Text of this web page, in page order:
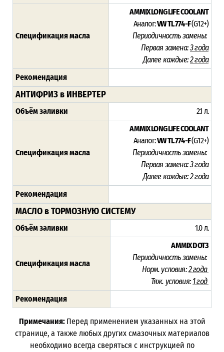
Спецификация масла
AMMIX LONG LIFE COOLANT
Аналог:VW TL 774-F(G12+)
Периодичность замены:
Первая замена:3 года
Далее каждые:2 года
Рекомендация
АНТИФРИЗ в ИНВЕРТЕР
Объём заливки 2.1 л.
Спецификация масла
AMMIX LONG LIFE COOLANT
Аналог:VW TL 774-F(G12+)
Периодичность замены:
Первая замена:3 года
Далее каждые:2 года
Рекомендация
МАСЛО в ТОРМОЗНУЮ СИСТЕМУ
Объём заливки 1.0 л.
Спецификация масла
AMMIX DOT3
Периодичность замены:
Норм. условия:2 года
Тяж. условия: 1 год
Рекомендация
Примечания: Перед применением указанных на этой
странице, а также любых других смазочных материалов
необходимо всегда сверяться с инструкцией по